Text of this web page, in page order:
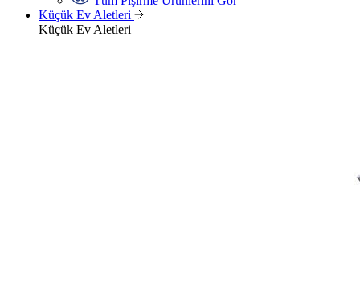
Küçük Ev Aletleri
Küçük Ev Aletleri